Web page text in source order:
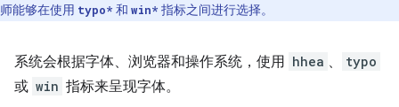
师能够在使用 typo* 和 win* 指标之间进行选择。
系统会根据字体、浏览器和操作系统，使用 hhea 、 typo
或 win 指标来呈现字体。